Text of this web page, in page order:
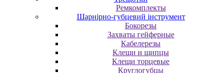
Ремкомплекты
Шарнірно-губцевий інструмент
Бокорезы
Захваты гейферные
Кабелерезы
Клещи и щипцы
Клещи торцевые
Круглогубцы